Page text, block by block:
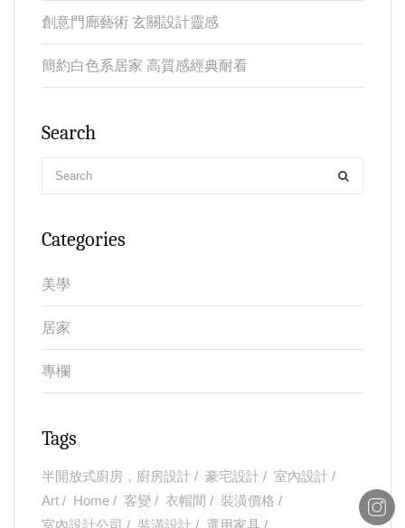
創意門廊藝術 玄關設計靈感
簡約白色系居家 高質感經典耐看
Search
Categories
美學
居家
專欄
Tags
半開放式廚房，廚房設計 豪宅設計
室內設計
Art
Home 客變 衣帽間
裝潢價格